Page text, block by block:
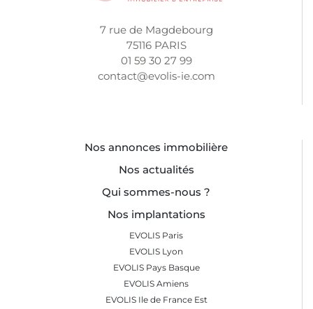
7 rue de Magdebourg
75116 PARIS
01 59 30 27 99
contact@evolis-ie.com
Nos annonces immobilière
Nos actualités
Qui sommes-nous ?
Nos implantations
EVOLIS Paris
EVOLIS Lyon
EVOLIS Pays Basque
EVOLIS Amiens
EVOLIS Ile de France Est